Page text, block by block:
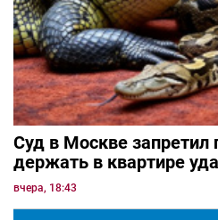
Суд в Москве запретил
держать в квартире
вчера, 18:43